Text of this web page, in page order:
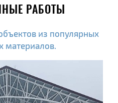
РАБОТЫ
из популярных
материалов.